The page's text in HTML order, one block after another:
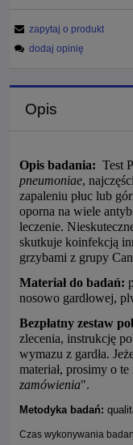
zapytaj o produkt
dodaj opinię
Opis
Opis badania: Test
pneumoniae,
zapaleniu płuc lub
oporna na wiele
leczenie.
skutkuje koinfekcją
grzybami z grupy
Materiał do badań:
nosowo gardłowej,
Bezpłatny zestaw
zlecenia, instrukcję
wymazu z gardła.
materiał, prosimy o
zamówienia".
Metodyka badań:
Czas wykonywania